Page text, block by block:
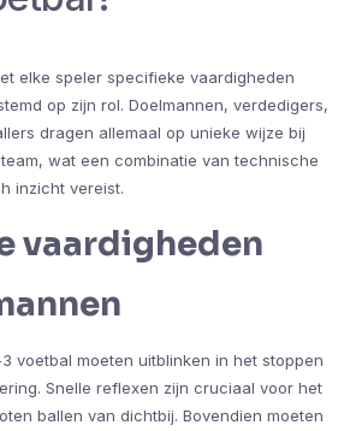
elke speler specifieke vaardigheden
op zijn rol. Doelmannen, verdedigers,
dragen allemaal op unieke wijze bij
wat een combinatie van technische
inzicht vereist.
vaardigheden
voetbal moeten uitblinken in het stoppen
Snelle reflexen zijn cruciaal voor het
ballen van dichtbij. Bovendien moeten